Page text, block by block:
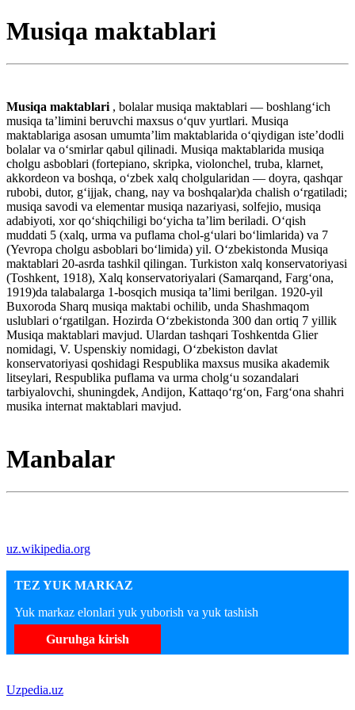
Musiqa maktablari
Musiqa maktablari , bolalar musiqa maktablari — boshlangʻich
musiqa taʼlimini beruvchi maxsus oʻquv yurtlari. Musiqa
maktablariga asosan umumtaʼlim maktablarida oʻqiydigan isteʼdodli
bolalar va oʻsmirlar qabul qilinadi. Musiqa maktablarida musiqa
cholgu asboblari (fortepiano, skripka, violonchel, truba, klarnet,
akkordeon va boshqa, oʻzbek xalq cholgularidan — doyra, qashqar
rubobi, dutor, gʻijjak, chang, nay va boshqalar)da chalish oʻrgatiladi;
musiqa savodi va elementar musiqa nazariyasi, solfejio, musiqa
adabiyoti, xor qoʻshiqchiligi boʻyicha taʼlim beriladi. Oʻqish
muddati 5 (xalq, urma va puflama chol-gʻulari boʻlimlarida) va 7
(Yevropa cholgu asboblari boʻlimida) yil. Oʻzbekistonda Musiqa
maktablari 20-asrda tashkil qilingan. Turkiston xalq konservatoriyasi
(Toshkent, 1918), Xalq konservatoriyalari (Samarqand, Fargʻona,
1919)da talabalarga 1-bosqich musiqa taʼlimi berilgan. 1920-yil
Buxoroda Sharq musiqa maktabi ochilib, unda Shashmaqom
uslublari oʻrgatilgan. Hozirda Oʻzbekistonda 300 dan ortiq 7 yillik
Musiqa maktablari mavjud. Ulardan tashqari Toshkentda Glier
nomidagi, V. Uspenskiy nomidagi, Oʻzbekiston davlat
konservatoriyasi qoshidagi Respublika maxsus musika akademik
litseylari, Respublika puflama va urma cholgʻu sozandalari
tarbiyalovchi, shuningdek, Andijon, Kattaqoʻrgʻon, Fargʻona shahri
musika internat maktablari mavjud.
Manbalar
uz.wikipedia.org
TEZ YUK MARKAZ
Yuk markaz elonlari yuk yuborish va yuk tashish
Guruhga kirish
Uzpedia.uz